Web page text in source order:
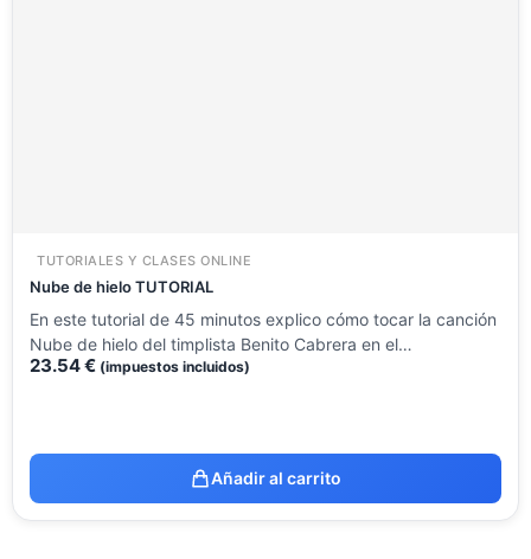
TUTORIALES Y CLASES ONLINE
Nube de hielo TUTORIAL
En este tutorial de 45 minutos explico cómo tocar la canción
Nube de hielo del timplista Benito Cabrera en el…
23.54€ (impuestos incluidos)
Añadir al carrito